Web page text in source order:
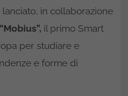
in collaborazione
“Mobius”, il primo Smart
per studiare e
e forme di